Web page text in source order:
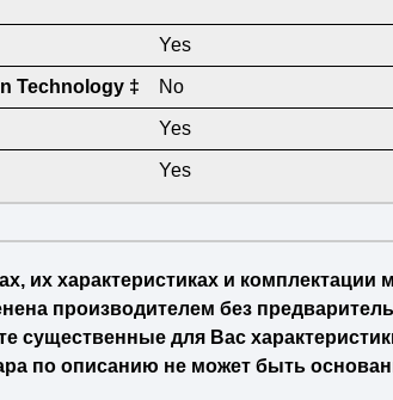
Yes
Technology ‡ No
Yes
Yes
их характеристиках и комплектации
производителем без
существенные для Вас
по описанию не может быть